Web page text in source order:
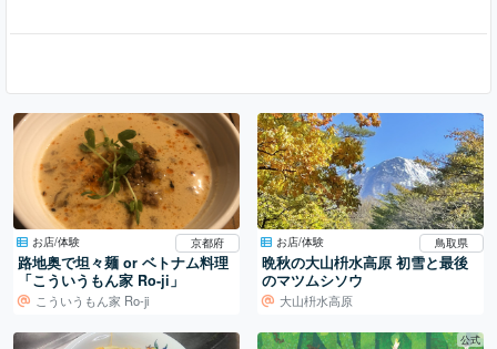
お店/体験 京都府
路地奥で坦々麺 or ベトナム料理
「こういうもん家 Ro-ji」
こういうもん家 Ro-ji
お店/体験 鳥取県
晩秋の大山枡水高原 初雪と最後
のマツムシソウ
大山枡水高原
公式